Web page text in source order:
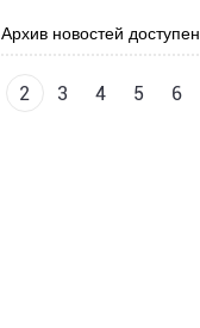
Архив новостей
2 3 4 5 6